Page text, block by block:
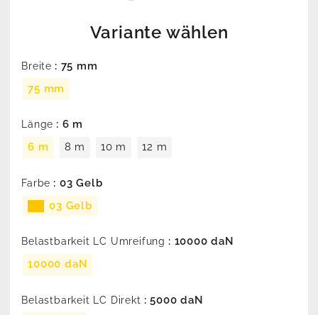
Variante wählen
Breite : 75 mm
75 mm
Länge : 6 m
6 m
8 m 10 m 12 m
Farbe : 03 Gelb
03 Gelb
Belastbarkeit LC Umreifung : 10000 daN
10000 daN
Belastbarkeit LC Direkt : 5000 daN